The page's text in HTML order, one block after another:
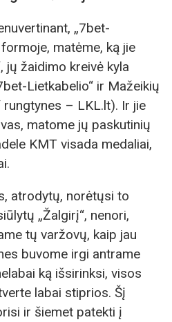
„7bet-
matėme, ką jie
jų žaidimo kreivė kyla
Lietkabelio“ ir Mažeikių
rungtynes – LKL.lt). Ir jie
matome jų paskutinių
KMT visada medaliai,
atrodytų, norėtųsi to
„Žalgirį“, nenori,
tų varžovų, kaip jau
buvome irgi antrame
ką išsirinksi, visos
labai stiprios. Šį
ir šiemet patekti į